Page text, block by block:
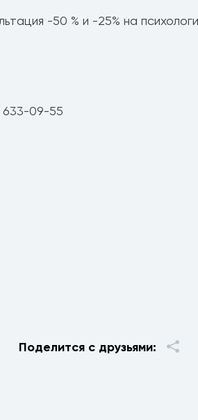
-50 % и -25% на
633-09-55
Поделится с друзьями: